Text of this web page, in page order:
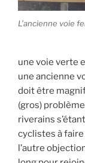
L’ancienne voie
une voie verte
une ancienne
doit être
(gros)
riverains
cyclistes à
l’autre